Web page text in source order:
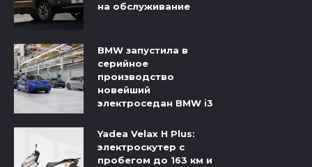
на обслуживание
BMW запустила в
серийное
производство
новейший
электроседан BMW i3
Yadea Velax H Plus:
электроскутер с
пробегом до 163 км и